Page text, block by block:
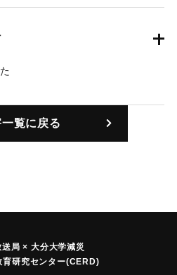
覧に戻る
局 × 大分大学減災
育研究センター(CERD)